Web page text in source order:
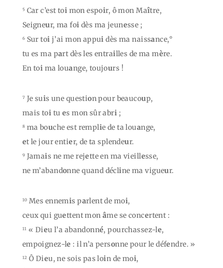
5 Car c’est toi mon espoir, ô mon Maître,
Seigneur, ma foi dès ma jeunesse ;
6 Sur toi j’ai mon appui dès ma naissance,°
tu es ma part dès les entrailles de ma mère.
En toi ma louange, toujours !
7 Je suis une question pour beaucoup,
mais toi tu es mon sûr abri ;
8 ma bouche est remplie de ta louange,
et le jour entier, de ta splendeur.
9 Jamais ne me rejette en ma vieillesse,
ne m’abandonne quand décline ma vigueur.
10 Mes ennemis parlent de moi,
ceux qui guettent monâme se concertent :
11 « Dieu l’a abandonné, pourchassez-le,
empoignez-le : il n’a personne pour le défendre. »
12 Ô Dieu, ne sois pas loin de moi,